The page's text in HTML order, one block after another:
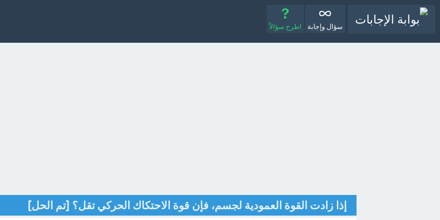
سؤال وإجابة اطرح سؤالاً
إذا زادت القوة العمودية لجسم، فإن قوة الاحتكاك الحركي تقل؟ [تم الحل]